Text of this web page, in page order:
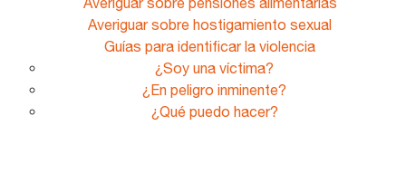
Averiguar sobre hostigamiento sexual
Guías para identificar la violencia
¿Soy una víctima?
¿En peligro inminente?
¿Qué puedo hacer?